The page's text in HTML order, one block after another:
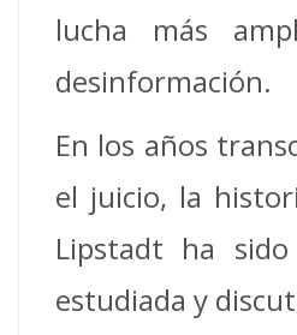
lucha más
desinformación.
En los años
el juicio, la
Lipstadt ha
estudiada y